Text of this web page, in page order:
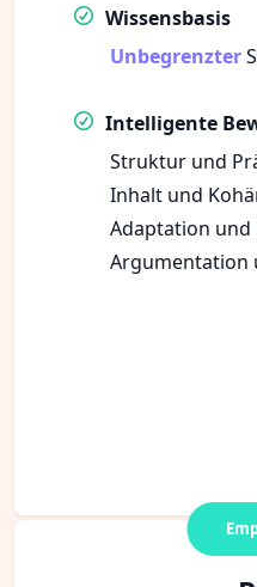
Wissensbasis
Unbegrenzter
Intelligente
Struktur und
Inhalt und
Adaptation und
Argumentation